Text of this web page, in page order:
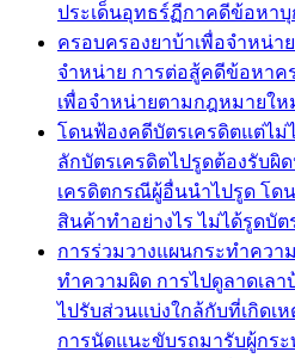
ประเด็นอุทธร์ฏีกาคดีข้อหาบุ
ครอบครองยาบ้าเพื่อจำหน่า
จำหน่าย การต่อสู้คดีข้อหาค
เพื่อจำหน่ายตามกฎหมายให
โดนฟ้องคดีบัตรเครดิตแต่ไ
ลักบัตรเครดิตไปรูดต้องรับผิ
เครดิตกรณีผู้อื่นนำไปรูด โด
สินค้าทำอย่างไร ไม่ได้รูดบั
การร่วมวางแผนกระทำควา
ทำความผิด การไปดูลาดเล
ไปรับส่วนแบ่งใกล้กับที่เกิดเ
การนัดแนะขับรถมารับผู้กร